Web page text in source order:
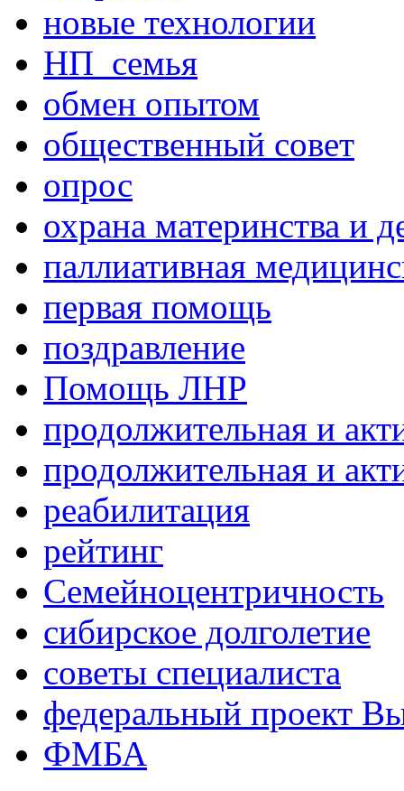
новые технологии
НП_семья
обмен опытом
общественный совет
опрос
охрана материнства и
паллиативная
первая помощь
поздравление
Помощь ЛНР
продолжительная и
продолжительная и
реабилитация
рейтинг
Семейноцентричность
сибирское долголетие
советы специалиста
федеральный проект
ФМБА